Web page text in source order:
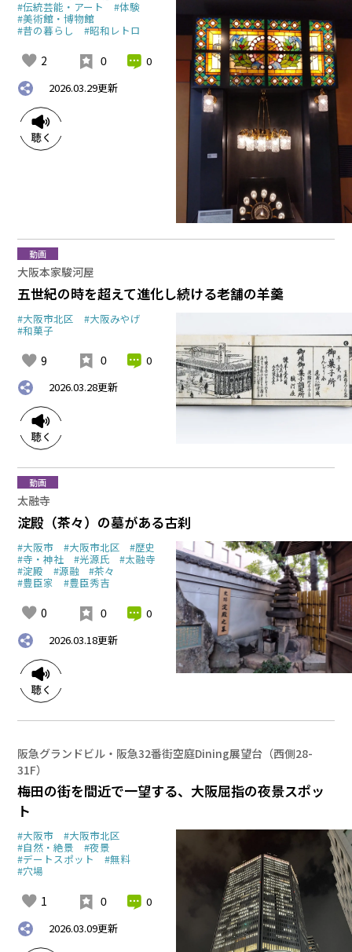
#伝統芸能・アート #体験
#美術館・博物館
#昔の暮らし #昭和レトロ
2 0
0
2026.03.29更新
大阪本家駿河屋
五世紀の時を超えて進化し続ける老舗の羊羹
#大阪市北区 #大阪みやげ
#和菓子
9 0
0
2026.03.28更新
動画
太融寺
淀殿（茶々）の墓がある古刹
#大阪市 #大阪市北区 #歴史
#寺・神社 #光源氏 #太融寺
#淀殿 #源融 #茶々
#豊臣家 #豊臣秀吉
0 0
0
2026.03.18更新
動画
阪急グランドビル・阪急32番街空庭Dining展望台（西側28-
31F）
梅田の街を間近で一望する、大阪屈指の夜景スポッ
ト
#大阪市 #大阪市北区
#自然・絶景 #夜景
#デートスポット #無料
#穴場
1 0
0
2026.03.09更新